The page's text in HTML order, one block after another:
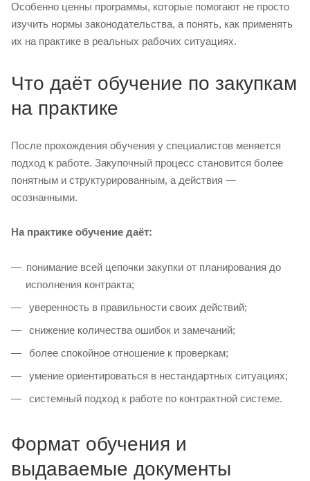
Особенно ценны программы, которые помогают не просто
изучить нормы законодательства, а понять, как применять
их на практике в реальных рабочих ситуациях.
Что даёт обучение по закупкам
на практике
После прохождения обучения у специалистов меняется
подход к работе. Закупочный процесс становится более
понятным и структурированным, а действия —
осознанными.
На практике обучение даёт:
понимание всей цепочки закупки от планирования до
исполнения контракта;
уверенность в правильности своих действий;
снижение количества ошибок и замечаний;
более спокойное отношение к проверкам;
умение ориентироваться в нестандартных ситуациях;
системный подход к работе по контрактной системе.
Формат обучения и
выдаваемые документы